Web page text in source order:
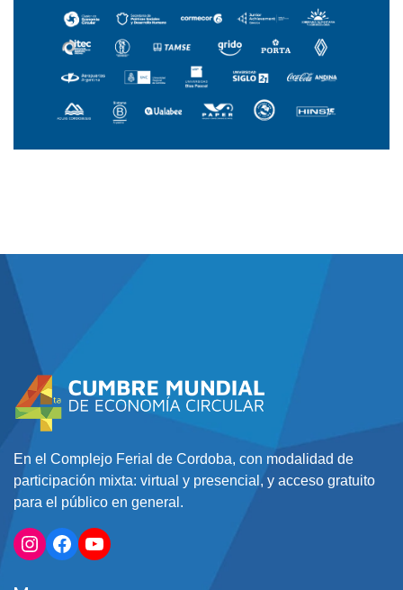
En el Complejo Ferial de Cordoba, con modalidad de
participación mixta: virtual y presencial, y acceso gratuito
para el público en general.
Instagram
Facebook
YouTube